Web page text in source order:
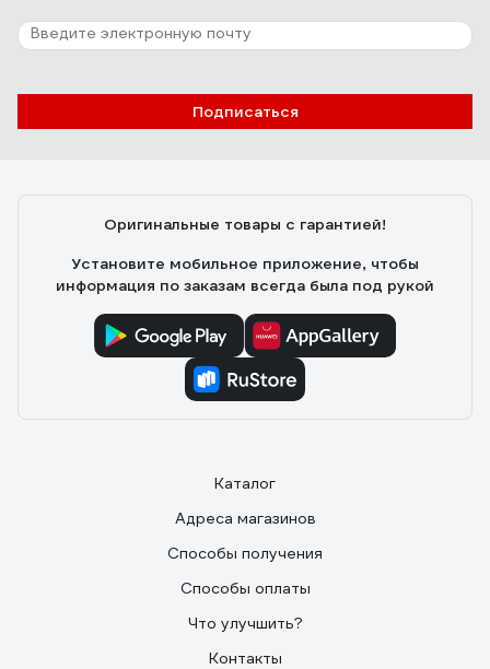
Подписаться
Оригинальные товары с гарантией!
Установите мобильное приложение, чтобы
информация по заказам всегда была под рукой
Каталог
Адреса магазинов
Способы получения
Способы оплаты
Что улучшить?
Контакты